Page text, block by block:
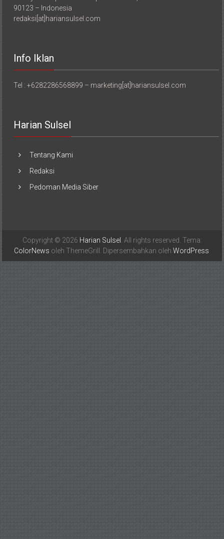
90123 – Indonesia
redaksi[at]hariansulsel.com
Info Iklan
Tel : +6282286568899 – marketing[at]hariansulsel.com
Harian Sulsel
Tentang Kami
Redaksi
Pedoman Media Siber
Copyright © 2026 Harian Sulsel . All rights reserved. Tema:
ColorNews oleh ThemeGrill. Dipersembahkan oleh WordPress.